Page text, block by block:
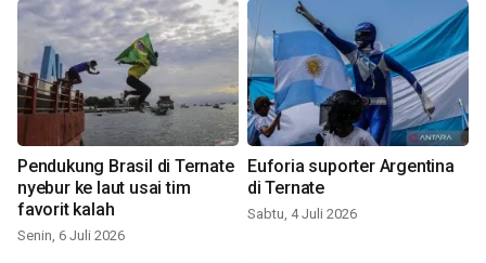
Pendukung Brasil di Ternate
nyebur ke laut usai tim
favorit kalah
Senin, 6 Juli 2026
Euforia suporter Argentina
di Ternate
Sabtu, 4 Juli 2026